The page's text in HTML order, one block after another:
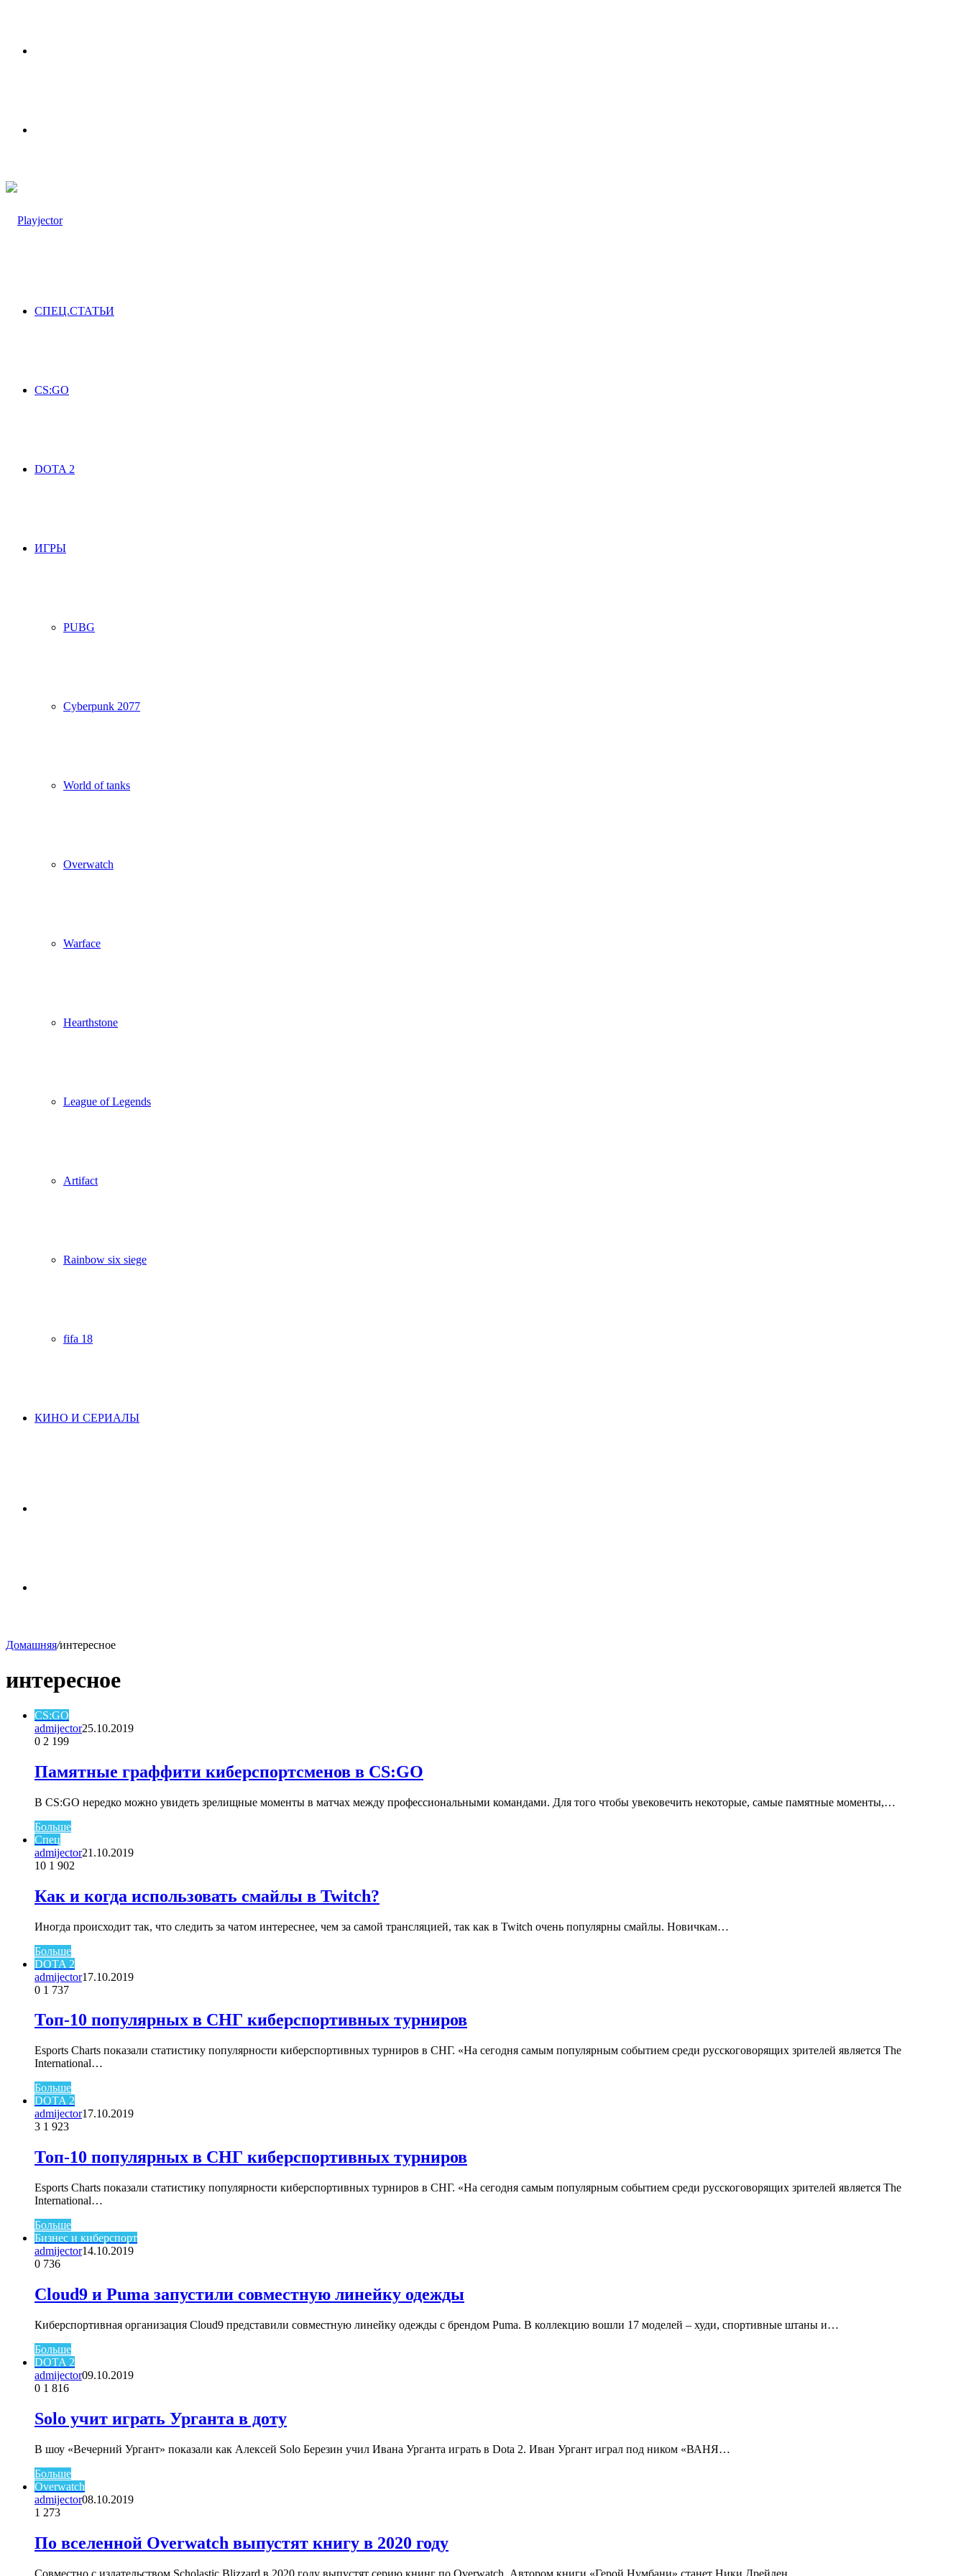
СПЕЦ.СТАТЬИ
CS:GO
DOTA 2
ИГРЫ
PUBG
Cyberpunk 2077
World of tanks
Overwatch
Warface
Hearthstone
League of Legends
Artifact
Rainbow six siege
fifa 18
КИНО И СЕРИАЛЫ
Домашняя/интересное
интересное
CS:GO
admijector25.10.2019
0 2 199
Памятные граффити киберспортсменов в CS:GO
В CS:GO нередко можно увидеть зрелищные моменты в матчах между профессиональными командами. Для того чтобы увековечить некоторые, самые памятные моменты,…
Больше
Спец
admijector21.10.2019
10 1 902
Как и когда использовать смайлы в Twitch?
Иногда происходит так, что следить за чатом интереснее, чем за самой трансляцией, так как в Twitch очень популярны смайлы. Новичкам…
Больше
DOTA 2
admijector17.10.2019
0 1 737
Топ-10 популярных в СНГ киберспортивных турниров
Esports Сharts показали статистику популярности киберспортивных турниров в СНГ. «На сегодня самым популярным событием среди русскоговорящих зрителей является The
International…
Больше
DOTA 2
admijector17.10.2019
3 1 923
Топ-10 популярных в СНГ киберспортивных турниров
Esports Сharts показали статистику популярности киберспортивных турниров в СНГ. «На сегодня самым популярным событием среди русскоговорящих зрителей является The
International…
Больше
Бизнес и киберспорт
admijector14.10.2019
0 736
Cloud9 и Puma запустили совместную линейку одежды
Киберспортивная организация Cloud9 представили совместную линейку одежды с брендом Puma. В коллекцию вошли 17 моделей – худи, спортивные штаны и…
Больше
DOTA 2
admijector09.10.2019
0 1 816
Solo учит играть Урганта в доту
В шоу «Вечерний Ургант» показали как Алексей Solo Березин учил Ивана Урганта играть в Dota 2. Иван Ургант играл под ником «ВАНЯ…
Больше
Overwatch
admijector08.10.2019
1 273
По вселенной Overwatch выпустят книгу в 2020 году
Совместно с издательством Scholastic Blizzard в 2020 году выпустят серию книнг по Overwatch. Автором книги «Герой Нумбани» станет Ники Дрейден.…